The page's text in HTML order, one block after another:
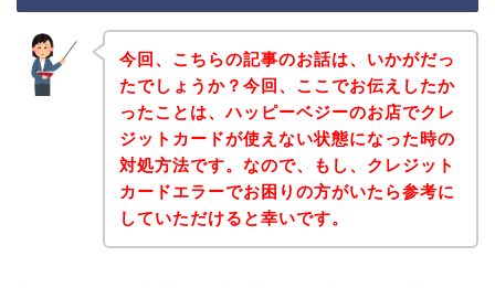
今回、こちらの記事のお話は、いかがだっ
たでしょうか？今回、ここでお伝えしたか
ったことは、ハッピーベジーのお店でクレ
ジットカードが使えない状態になった時の
対処方法です。なので、もし、クレジット
カードエラーでお困りの方がいたら参考に
していただけると幸いです。